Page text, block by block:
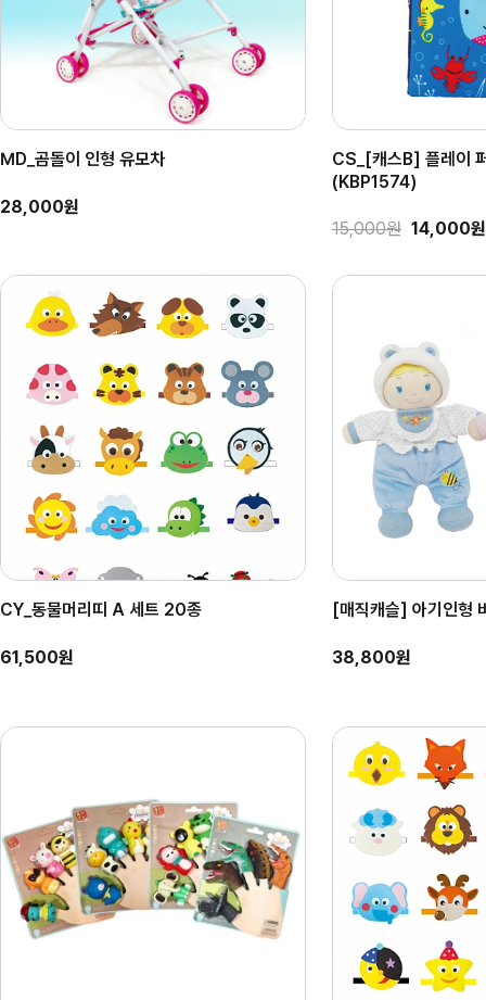
MD_곰돌이 인형 유모차
28,000원
CS_[캐스B] 플레이
(KBP1574)
15,000원 14,000원
CY_동물머리띠 A 세트 20종
61,500원
[매직캐슬] 아기인형
38,800원